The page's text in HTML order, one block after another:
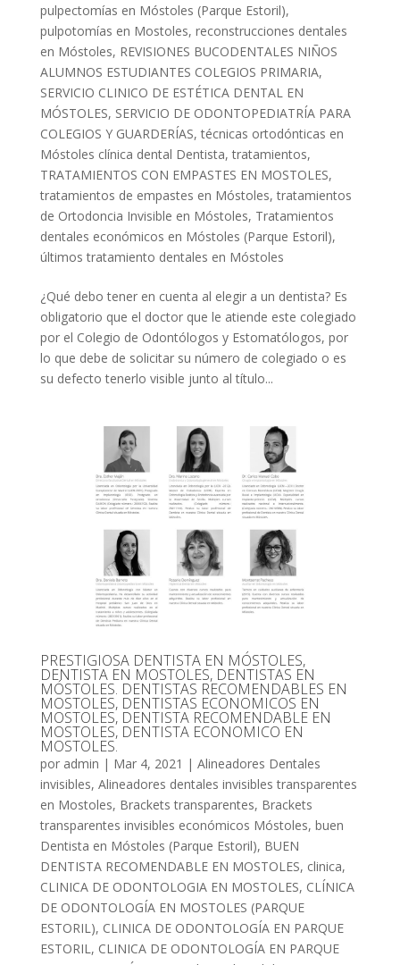
pulpectomías en Móstoles (Parque Estoril),
pulpotomías en Mostoles, reconstrucciones dentales
en Móstoles, REVISIONES BUCODENTALES NIÑOS
ALUMNOS ESTUDIANTES COLEGIOS PRIMARIA,
SERVICIO CLINICO DE ESTÉTICA DENTAL EN
MÓSTOLES, SERVICIO DE ODONTOPEDIATRÍA PARA
COLEGIOS Y GUARDERÍAS,técnicas ortodónticas en
Móstoles clínica dental Dentista,tratamientos,
TRATAMIENTOS CON EMPASTES EN MOSTOLES,
tratamientos de empastes en Móstoles,tratamientos
de Ortodoncia Invisible en Móstoles, Tratamientos
dentales económicos en Móstoles (Parque Estoril),
últimos tratamiento dentales en Móstoles
¿Qué debo tener en cuenta al elegir a un dentista? Es
obligatorio que el doctor que le atiende este colegiado
por el Colegio de Odontólogos y Estomatólogos, por
lo que debe de solicitar su número de colegiado o es
su defecto tenerlo visible junto al título...
PRESTIGIOSA DENTISTA EN MÓSTOLES,
DENTISTA EN MOSTOLES, DENTISTAS EN
MÓSTOLES. DENTISTAS RECOMENDABLES EN
MOSTOLES, DENTISTAS ECONOMICOS EN
MOSTOLES, DENTISTA RECOMENDABLE EN
MOSTOLES, DENTISTA ECONOMICO EN
MOSTOLES.
por admin | Mar 4, 2021 | Alineadores Dentales
invisibles, Alineadores dentales invisibles transparentes
en Mostoles, Brackets transparentes, Brackets
transparentes invisibles económicos Móstoles, buen
Dentista en Móstoles (Parque Estoril), BUEN
DENTISTA RECOMENDABLE EN MOSTOLES, clinica,
CLINICA DE ODONTOLOGIA EN MOSTOLES, CLÍNICA
DE ODONTOLOGÍA EN MOSTOLES (PARQUE
ESTORIL), CLINICA DE ODONTOLOGÍA EN PARQUE
ESTORIL, CLINICA DE ODONTOLOGÍA EN PARQUE